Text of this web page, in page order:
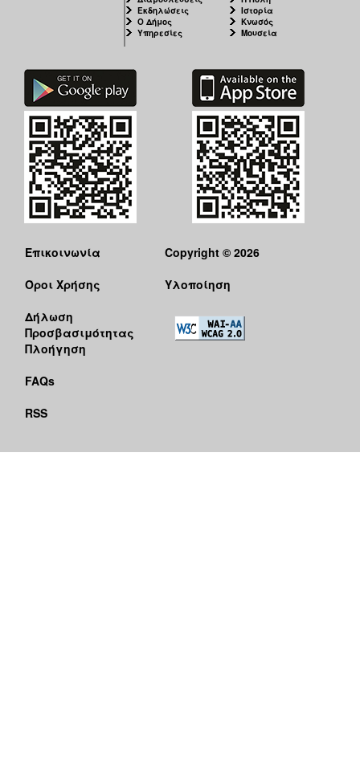
Εκδηλώσεις
Ο Δήμος
Υπηρεσίες
Ιστορία
Κνωσός
Μουσεία
Επικοινωνία
Όροι Χρήσης
Δήλωση
Προσβασιμότητας
Πλοήγηση
FAQs
RSS
Copyright © 2026
Υλοποίηση